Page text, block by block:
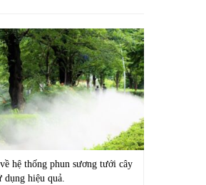
hệ thống phun sương tưới cây
dụng hiệu quả.